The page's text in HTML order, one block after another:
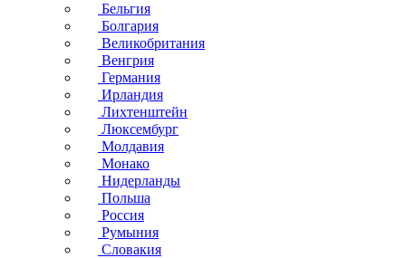
Бельгия
Болгария
Великобритания
Венгрия
Германия
Ирландия
Лихтенштейн
Люксембург
Молдавия
Монако
Нидерланды
Польша
Россия
Румыния
Словакия